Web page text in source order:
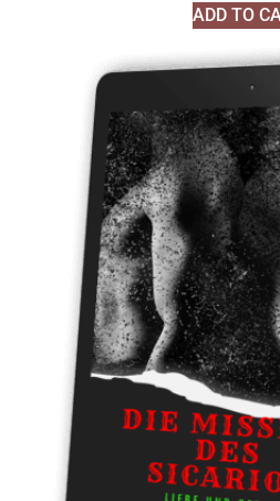
ADD TO